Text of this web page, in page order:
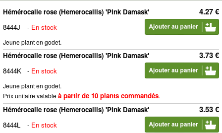
4.27 €
Hémérocalle rose (Hemerocallis) 'Pink Damask'
8444J
- En stock
Jeune plant en godet.
3.73 €
Hémérocalle rose (Hemerocallis) 'Pink Damask'
8444K
- En stock
Jeune plant en godet.
Prix unitaire valableà partir de 10 plants commandés.
3.53 €
Hémérocalle rose (Hemerocallis) 'Pink Damask'
8444L
- En stock